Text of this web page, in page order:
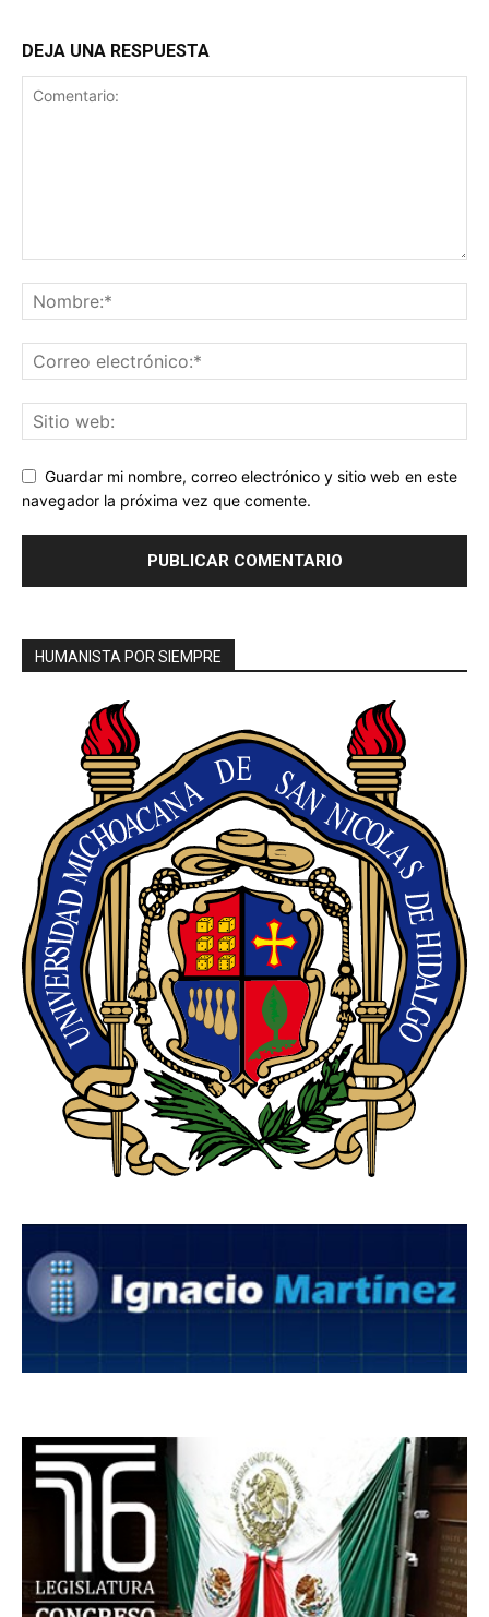
DEJA UNA RESPUESTA
Guardar mi nombre, correo electrónico y sitio web en este
navegador la próxima vez que comente.
HUMANISTA POR SIEMPRE